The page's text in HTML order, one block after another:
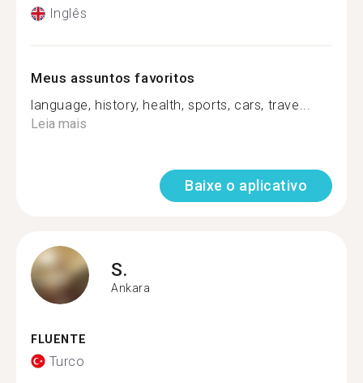
Inglês
Meus assuntos favoritos
language, history, health, sports, cars, trave...
Leia mais
Baixe o aplicativo
S.
Ankara
FLUENTE
Turco